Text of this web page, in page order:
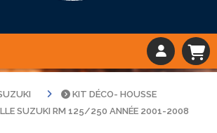
KIT DÉCO- HOUSSE
SUZUKI RM 125/250 ANNÉE 2001-2008